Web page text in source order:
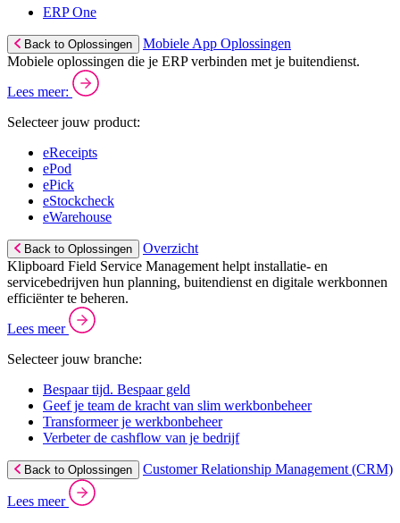
ERP One
Back to Oplossingen
Mobiele App Oplossingen
Mobiele oplossingen die je ERP verbinden met je buitendienst.
Lees meer:
Selecteer jouw product:
eReceipts
ePod
ePick
eStockcheck
eWarehouse
Back to Oplossingen
Overzicht
Klipboard Field Service Management helpt installatie- en
servicebedrijven hun planning, buitendienst en digitale werkbonnen
efficiënter te beheren.
Lees meer
Selecteer jouw branche:
Bespaar tijd. Bespaar geld
Geef je team de kracht van slim werkbonbeheer
Transformeer je werkbonbeheer
Verbeter de cashflow van je bedrijf
Back to Oplossingen Customer Relationship Management (CRM)
Lees meer